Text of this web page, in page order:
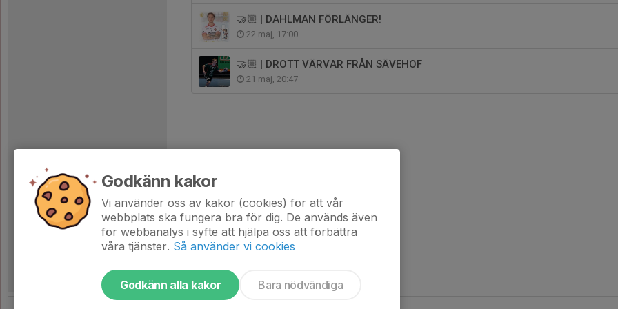
🤝🏼 | DAHLMAN FÖRLÄNGER!
22 maj, 17:00
🤝🏼 | DROTT VÄRVAR FRÅN SÄVEHOF
21 maj, 20:47
Godkänn kakor
Vi använder oss av kakor (cookies) för att vår
webbplats ska fungera bra för dig. De används även
för webbanalys i syfte att hjälpa oss att förbättra
våra tjänster. Så använder vi cookies
Godkänn alla kakor Bara nödvändiga